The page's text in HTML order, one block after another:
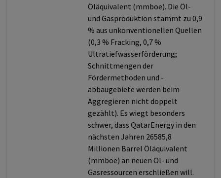
Öläquivalent (mmboe). Die Öl-
und Gasproduktion stammt zu 0,9
% aus unkonventionellen Quellen
(0,3 % Fracking, 0,7 %
Ultratiefwasserförderung;
Schnittmengen der
Fördermethoden und -
abbaugebiete werden beim
Aggregieren nicht doppelt
gezählt). Es wiegt besonders
schwer, dass QatarEnergy in den
nächsten Jahren 26585,8
Millionen Barrel Öläquivalent
(mmboe) an neuen Öl- und
Gasressourcen erschließen will.